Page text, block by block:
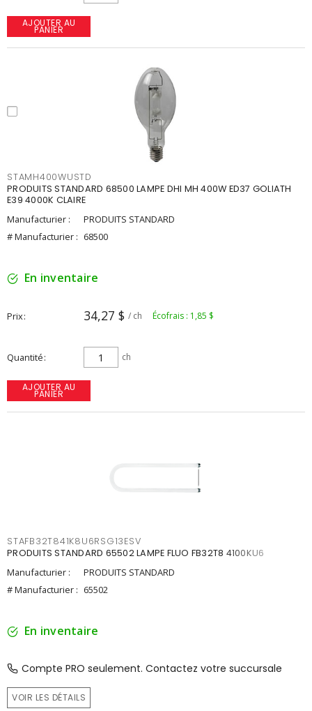
AJOUTER AU
PANIER
STAMH400WUSTD
PRODUITS STANDARD 68500 LAMPE DHI MH 400W ED37 GOLIATH
E39 4000K CLAIRE
Manufacturier :
PRODUITS STANDARD
# Manufacturier : 68500
En inventaire
Prix 34,27 $ / ch Écofrais : 1,85 $
Quantité ch
AJOUTER AU
PANIER
STAFB32T841K8U6RSG13ESV
PRODUITS STANDARD 65502 LAMPE FLUO FB32T8 4100KU6
Manufacturier :
PRODUITS STANDARD
# Manufacturier : 65502
En inventaire
Compte PRO seulement. Contactez votre succursale
VOIR LES DÉTAILS